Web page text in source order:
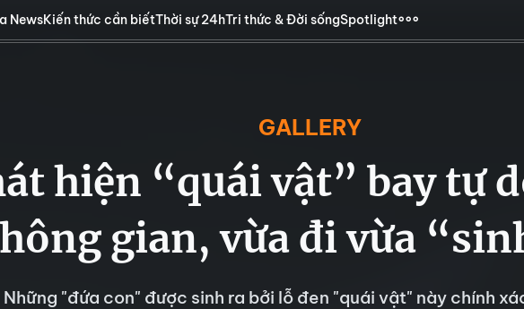
NewsKiến thức cần biếtThời sự 24hTri thức & Đời sốngSpotlight
GALLERY
hiện “quái vật” bay tự
gian, vừa đi vừa
Những "đứa con" được sinh ra bởi lỗ đen "quái vật" này chính